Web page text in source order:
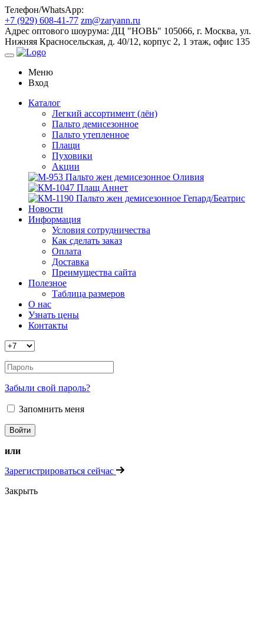
Телефон/WhatsApp:
+7 (929) 608-41-77 zm@zaryann.ru
Адрес оптового шоурума: ДЦ "НОВЬ" 105066, г. Москва, ул.
Нижняя Красносельская, д. 40/12, корпус 2, 1 этаж, офис 135
Меню
Вход
Каталог
Легкий ассортимент (лён)
Пальто демисезонное
Пальто утепленное
Плащи
Пуховики
Акции
Новости
Информация
Условия сотрудничества
Как сделать заказ
Оплата
Доставка
Преимущества сайта
Полезное
Таблица размеров
О нас
Узнать цены
Контакты
Забыли свой пароль?
Запомнить меня
или
Зарегистрироваться сейчас
Закрыть